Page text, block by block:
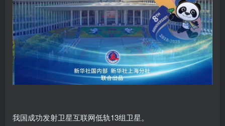
我国成功发射卫星互联网低轨13组卫星。